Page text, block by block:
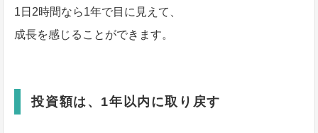
1日2時間なら1年で目に見えて、
成長を感じることができます。
投資額は、1年以内に取り戻す